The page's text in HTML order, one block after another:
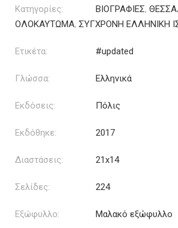
Κατηγορίες: ΒΙΟΓΡΑΦΙΕΣ,
ΟΛΟΚΑΥΤΩΜΑ, ΣΥΓΧΡΟΝΗ ΕΛΛΗΝΙΚΗ
Ετικέτα: #updated
Γλώσσα: Ελληνικά
Εκδόσεις: Πόλις
Εκδόθηκε: 2017
Διαστάσεις: 21x14
Σελίδες: 224
Εξώφυλλο: Μαλακό εξώφυλλο